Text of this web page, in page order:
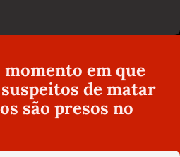
em que
de matar
são presos no